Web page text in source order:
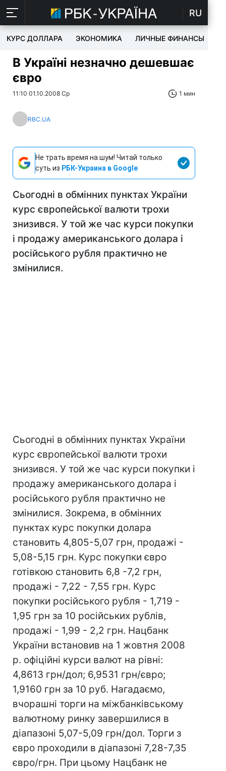
RU
КУРС ДОЛЛАРА ЭКОНОМИКА ЛИЧНЫЕ ФИНАНСЫ
В Україні незначно дешевшає
євро
11:10 01.10.2008 Ср 1 мин
RBC.UA
Не трать время на шум! Читай только
суть из РБК-Украина в Google
Сьогодні в обмінних пунктах України
курс європейської валюти трохи
знизився. У той же час курси покупки
і продажу американського долара і
російського рубля практично не
змінилися.
Сьогодні в обмінних пунктах України
курс європейської валюти трохи
знизився. У той же час курси покупки і
продажу американського долара і
російського рубля практично не
змінилися. Зокрема, в обмінних
пунктах курс покупки долара
становить 4,805-5,07 грн, продажі -
5,08-5,15 грн. Курс покупки євро
готівкою становить 6,8 -7,2 грн,
продажі - 7,22 - 7,55 грн. Курс
покупки російського рубля - 1,719 -
1,95 грн за 10 російських рублів,
продажі - 1,99 - 2,2 грн. Нацбанк
України встановив на 1 жовтня 2008
р. офіційні курси валют на рівні:
4,8613 грн/дол; 6,9531 грн/євро;
1,9160 грн за 10 руб. Нагадаємо,
вчорашні торги на міжбанківському
валютному ринку завершилися в
діапазоні 5,07-5,09 грн/дол. Торги з
євро проходили в діапазоні 7,28-7,35
євро/грн. При цьому Нацбанк не